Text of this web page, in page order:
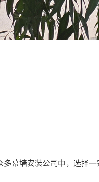
幕墙安装公司中，选择